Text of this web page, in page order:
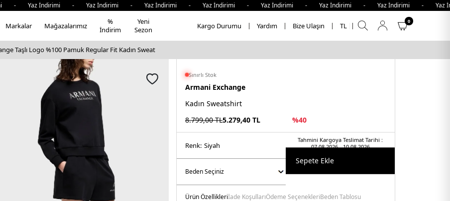
İndirimi - Yaz İndirimi - Yaz İndirimi - Yaz İndirimi - Yaz İndirimi - Yaz İndirimi - Yaz İndirimi -
Markalar Mağazalarımız
%
İndirim
Yeni
Sezon
Kargo Durumu Yardım Bize Ulaşın TL
0
Taşlı Logo %100 Pamuk Regular Fit Kadın Sweat
Sınırlı Stok
Armani Exchange
Kadın Sweatshirt
8.799,00TL5.279,40 TL %40
Tahmini Kargoya Teslimat Tarihi :
07.08.2026 - 10.08.2026
Renk: si̇yah
Sepete Ekle
Ürün Özellikleriİade KoşullarıÖdeme SeçenekleriBeden Tablosu